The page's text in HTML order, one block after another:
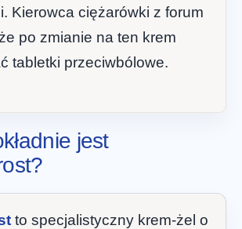
Kierowca ciężarówki z forum
po zmianie na ten krem
tabletki przeciwbólowe.
jest
to specjalistyczny krem-żel o